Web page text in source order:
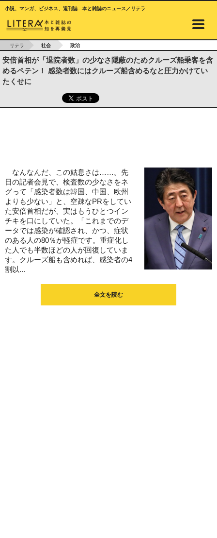
小説、マンガ、ビジネス、週刊誌…本と雑誌のニュース／リテラ
リテラ 社会 政治
安倍首相が「退院者数」の少なさ隠蔽のためクルーズ船乗客を含
めるペテン！ 感染者数にはクルーズ船含めるなと圧力かけてい
たくせに
なんなんだ、この姑息さは……。先
日の記者会見で、検査数の少なさをネ
グって「感染者数は韓国、中国、欧州
よりも少ない」と、空疎なPRをしてい
た安倍首相だが、実はもうひとつイン
チキを口にしていた。「これまでのデ
ータでは感染が確認され、かつ、症状
のある人の80％が軽症です。重症化し
た人でも半数ほどの人が回復していま
す。クルーズ船も含めれば、感染者の4
割以...
全文を読む